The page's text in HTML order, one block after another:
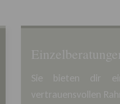
Sie bieten dir
vertrauensvollen